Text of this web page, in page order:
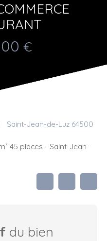
€
Saint-Jean-de-Luz 64500
45 places - Saint-Jean-
du bien